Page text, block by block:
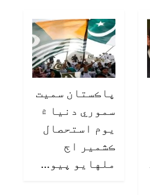
پاڪستان سميت
سموري دنيا ۾
يوم استحصال
ڪشمير اڄ
ملهايو پيو…